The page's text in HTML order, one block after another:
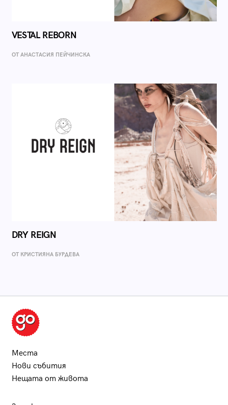
VESTAL REBORN
ОТ AНАСТАСИЯ ПЕЙЧИНСКА
DRY REIGN
ОТ КРИСТИЯНА БУРДЕВА
Места
Нови събития
Нещата от живота